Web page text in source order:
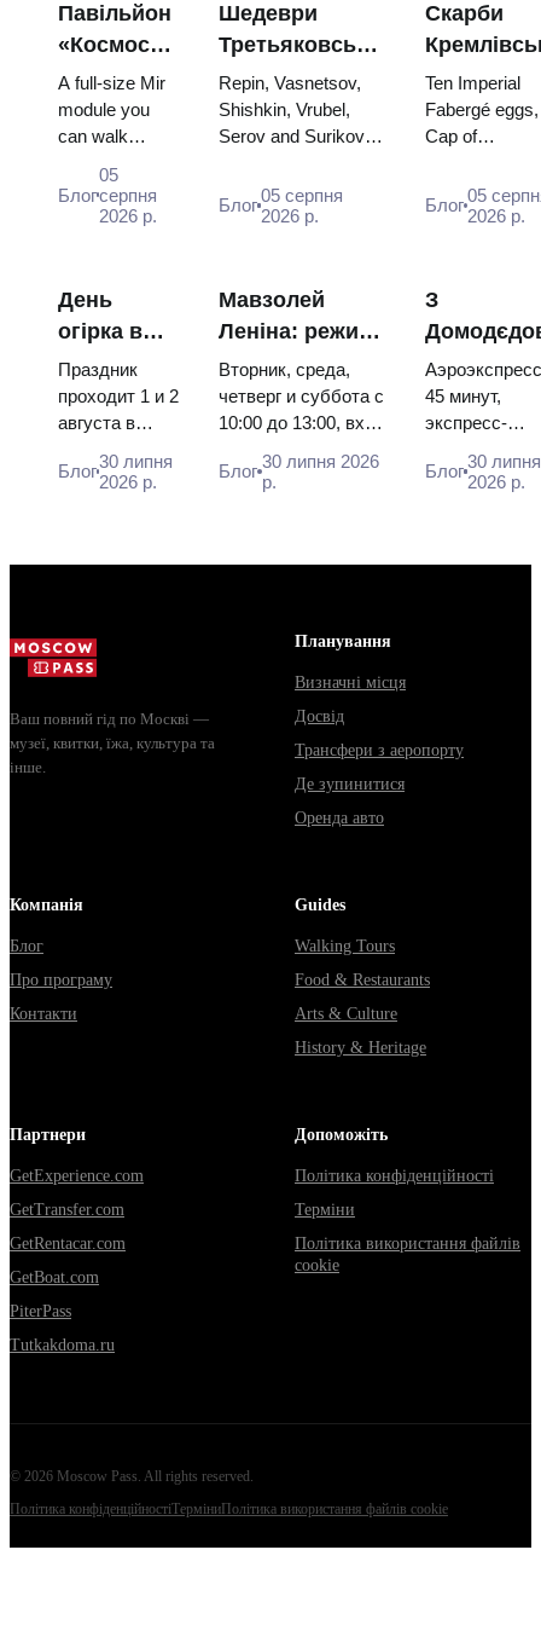
Павільйон
«Космос»
на ВДНГ:
всередині
найбільшої
космічної
виставки
A full-size Mir
module you
can walk
Energia–Buran
model,
capsules and
120 pieces of
flight...
Блог
05
серпня
2026 р.
Шедеври
Третьяковської
галереї:
картини,
заради яких
планувати
подорож
Repin, Vasnetsov,
Shishkin, Vrubel,
Serov and Surikov
stop people, where
they hang, and why
Блог 05 серпня
2026 р.
Скарби
зброї:
Фаберже,
трони та
вбрання
Ten Imperial
Fabergé
Cap of
double throne
two boy tsars
Catherine...
Блог05
2026 р.
День
огірка в
Суздалі
2026:
квитки,
дати та як
дістатися з
Праздник
проходит 1 и 2
августа в
деревянного
Владими...
Блог30 липня
2026 р.
Мавзолей
Леніна: режим
роботи, вхід та
головна
плутанина з
Кремлем
Вторник, среда,
четверг и суббота с
10:00 до 13:00, вход
Почему источники
Блог 30 липня 2026
р.
З
до центру
Москви:
автобус
45 минут,
экспресс-
рублей,
Блог30 липня
2026 р.
Ваш повний гід по Москві —
музеї, квитки, їжа, культура та
інше.
Планування
Визначні місця
Досвід
Трансфери з аеропорту
Де зупинитися
Оренда авто
Компанія
Блог
Про програму
Контакти
Guides
Walking Tours
Food & Restaurants
Arts & Culture
History & Heritage
Партнери
GetExperience.com
GetTransfer.com
GetRentacar.com
GetBoat.com
PiterPass
Tutkakdoma.ru
Допоможіть
Політика конфіденційності
Терміни
Політика використання файлів
cookie
© 2026 Moscow Pass. All rights reserved.
Політика конфіденційностіТерміниПолітика використання файлів cookie